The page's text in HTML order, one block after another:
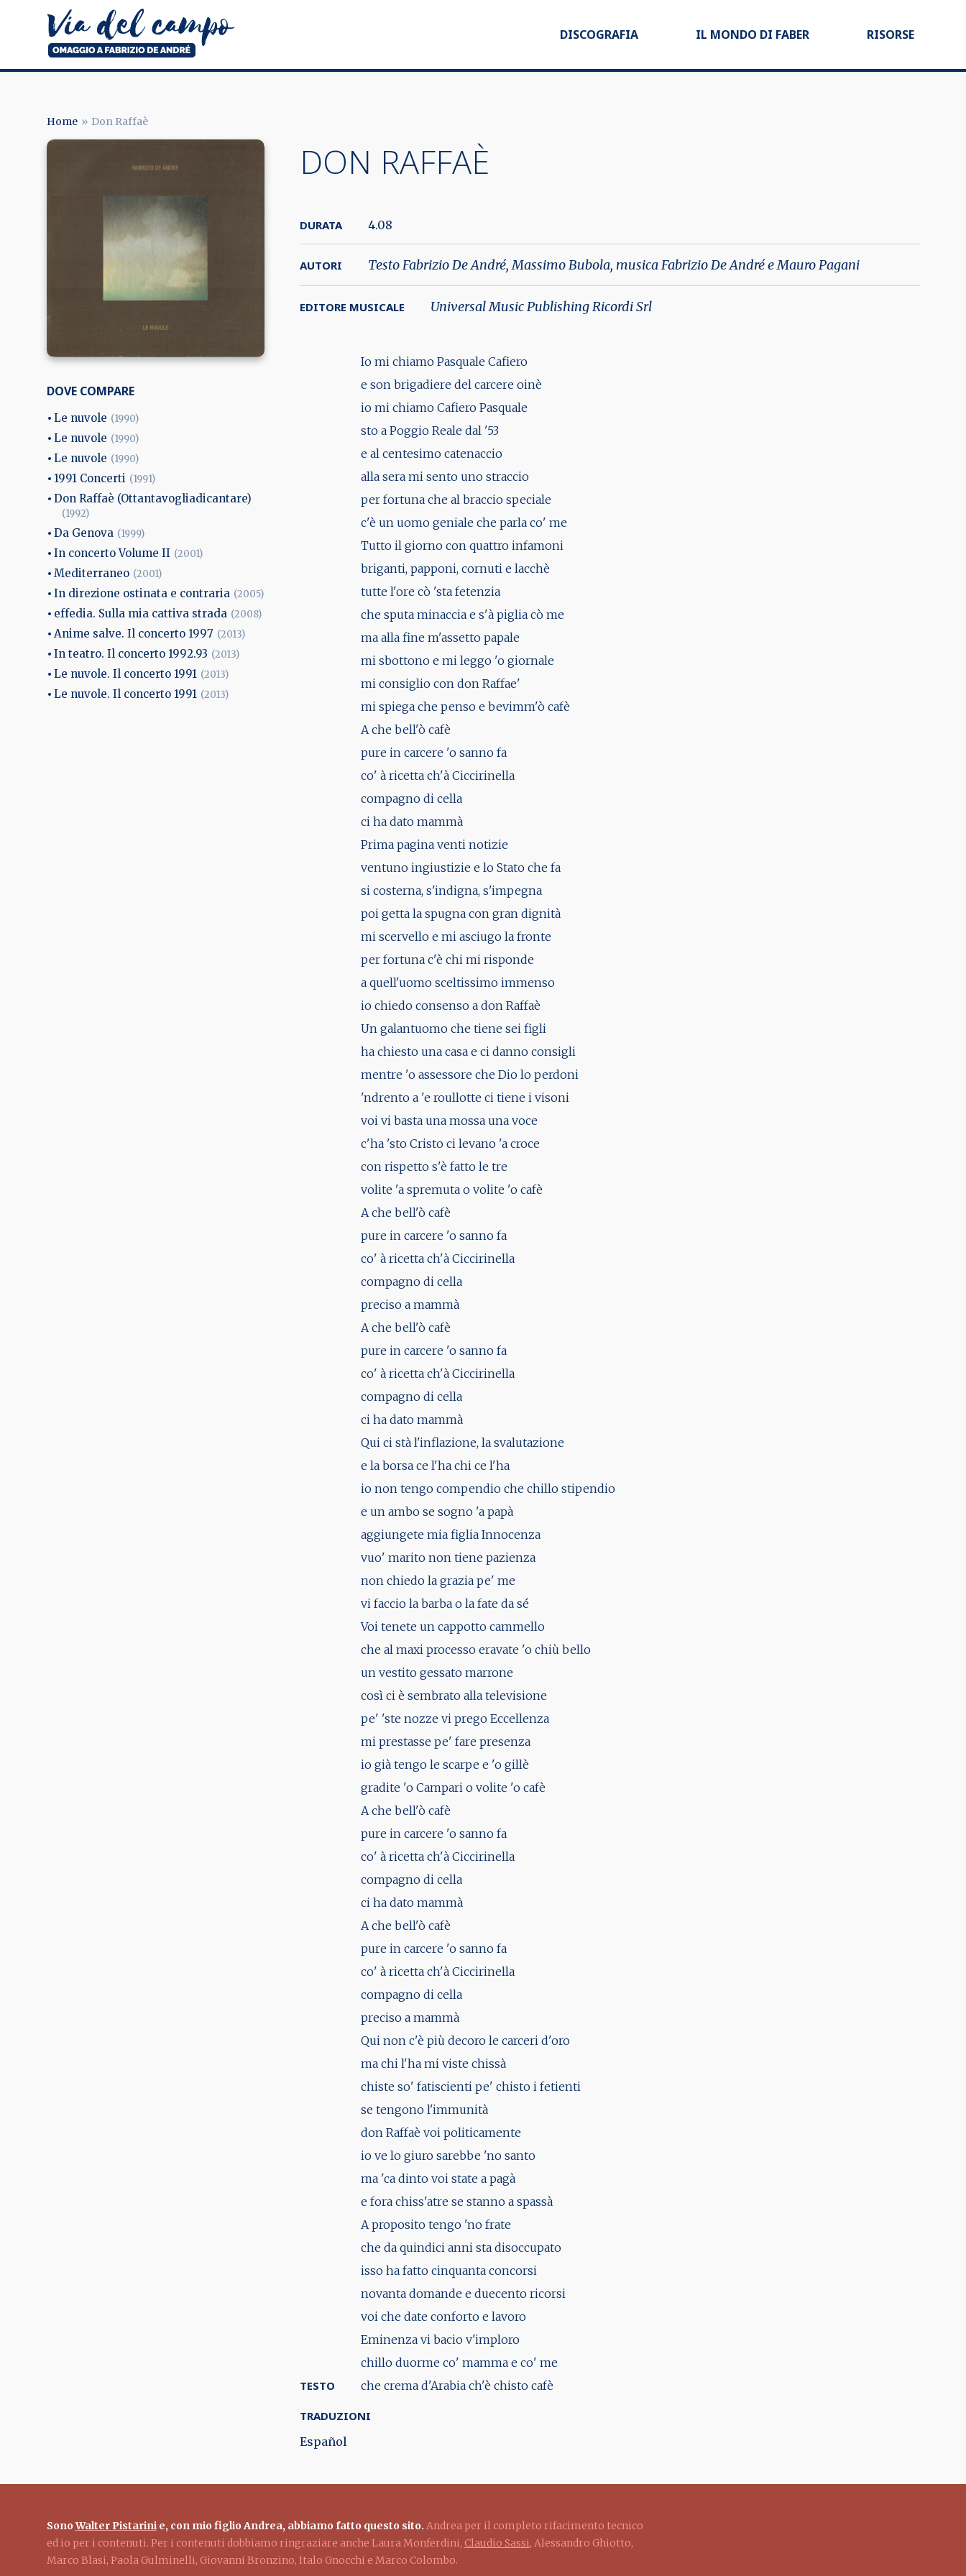
contenuto
principale
Via
campo
DISCOGRAFIA IL MONDO DI FABER RISORSE
BRICIOLE
PANE
Home Don Raffaè
DOVE COMPARE
Le nuvole (1990)
Le nuvole (1990)
Le nuvole (1990)
1991 Concerti (1991)
Don Raffaè (Ottantavogliadicantare)
(1992)
Da Genova (1999)
In concerto Volume II (2001)
Mediterraneo (2001)
In direzione ostinata e contraria (2005)
effedia. Sulla mia cattiva strada (2008)
Anime salve. Il concerto 1997 (2013)
In teatro. Il concerto 1992.93 (2013)
Le nuvole. Il concerto 1991 (2013)
Le nuvole. Il concerto 1991 (2013)
DON RAFFAÈ
DURATA 4.08
AUTORI Testo Fabrizio De André, Massimo Bubola, musica Fabrizio De André e Mauro Pagani
EDITORE MUSICALE Universal Music Publishing Ricordi Srl
TESTO
Io mi chiamo Pasquale Cafiero
e son brigadiere del carcere oinè
io mi chiamo Cafiero Pasquale
sto a Poggio Reale dal '53
e al centesimo catenaccio
alla sera mi sento uno straccio
per fortuna che al braccio speciale
c'è un uomo geniale che parla co' me
Tutto il giorno con quattro infamoni
briganti, papponi, cornuti e lacchè
tutte l'ore cò 'sta fetenzia
che sputa minaccia e s'à piglia cò me
ma alla fine m'assetto papale
mi sbottono e mi leggo 'o giornale
mi consiglio con don Raffae'
mi spiega che penso e bevimm'ò cafè
A che bell'ò cafè
pure in carcere 'o sanno fa
co' à ricetta ch'à Ciccirinella
compagno di cella
ci ha dato mammà
Prima pagina venti notizie
ventuno ingiustizie e lo Stato che fa
si costerna, s'indigna, s'impegna
poi getta la spugna con gran dignità
mi scervello e mi asciugo la fronte
per fortuna c'è chi mi risponde
a quell'uomo sceltissimo immenso
io chiedo consenso a don Raffaè
Un galantuomo che tiene sei figli
ha chiesto una casa e ci danno consigli
mentre 'o assessore che Dio lo perdoni
'ndrento a 'e roullotte ci tiene i visoni
voi vi basta una mossa una voce
c'ha 'sto Cristo ci levano 'a croce
con rispetto s'è fatto le tre
volite 'a spremuta o volite 'o cafè
A che bell'ò cafè
pure in carcere 'o sanno fa
co' à ricetta ch'à Ciccirinella
compagno di cella
preciso a mammà
A che bell'ò cafè
pure in carcere 'o sanno fa
co' à ricetta ch'à Ciccirinella
compagno di cella
ci ha dato mammà
Qui ci stà l'inflazione, la svalutazione
e la borsa ce l'ha chi ce l'ha
io non tengo compendio che chillo stipendio
e un ambo se sogno 'a papà
aggiungete mia figlia Innocenza
vuo' marito non tiene pazienza
non chiedo la grazia pe' me
vi faccio la barba o la fate da sé
Voi tenete un cappotto cammello
che al maxi processo eravate 'o chiù bello
un vestito gessato marrone
così ci è sembrato alla televisione
pe' 'ste nozze vi prego Eccellenza
mi prestasse pe' fare presenza
io già tengo le scarpe e 'o gillè
gradite 'o Campari o volite 'o cafè
A che bell'ò cafè
pure in carcere 'o sanno fa
co' à ricetta ch'à Ciccirinella
compagno di cella
ci ha dato mammà
A che bell'ò cafè
pure in carcere 'o sanno fa
co' à ricetta ch'à Ciccirinella
compagno di cella
preciso a mammà
Qui non c'è più decoro le carceri d'oro
ma chi l'ha mi viste chissà
chiste so' fatiscienti pe' chisto i fetienti
se tengono l'immunità
don Raffaè voi politicamente
io ve lo giuro sarebbe 'no santo
ma 'ca dinto voi state a pagà
e fora chiss'atre se stanno a spassà
A proposito tengo 'no frate
che da quindici anni sta disoccupato
isso ha fatto cinquanta concorsi
novanta domande e duecento ricorsi
voi che date conforto e lavoro
Eminenza vi bacio v'imploro
chillo duorme co' mamma e co' me
che crema d'Arabia ch'è chisto cafè
TRADUZIONI
Español
SonoWalter Pistarinie, con mio figlio Andrea, abbiamo fatto questo sito. Andrea per il completo rifacimento tecnico
ed io per i contenuti. Per i contenuti dobbiamo ringraziare anche Laura Monferdini, Claudio Sassi, Alessandro Ghiotto,
Marco Blasi, Paola Gulminelli, Giovanni Bronzino, Italo Gnocchi e Marco Colombo.